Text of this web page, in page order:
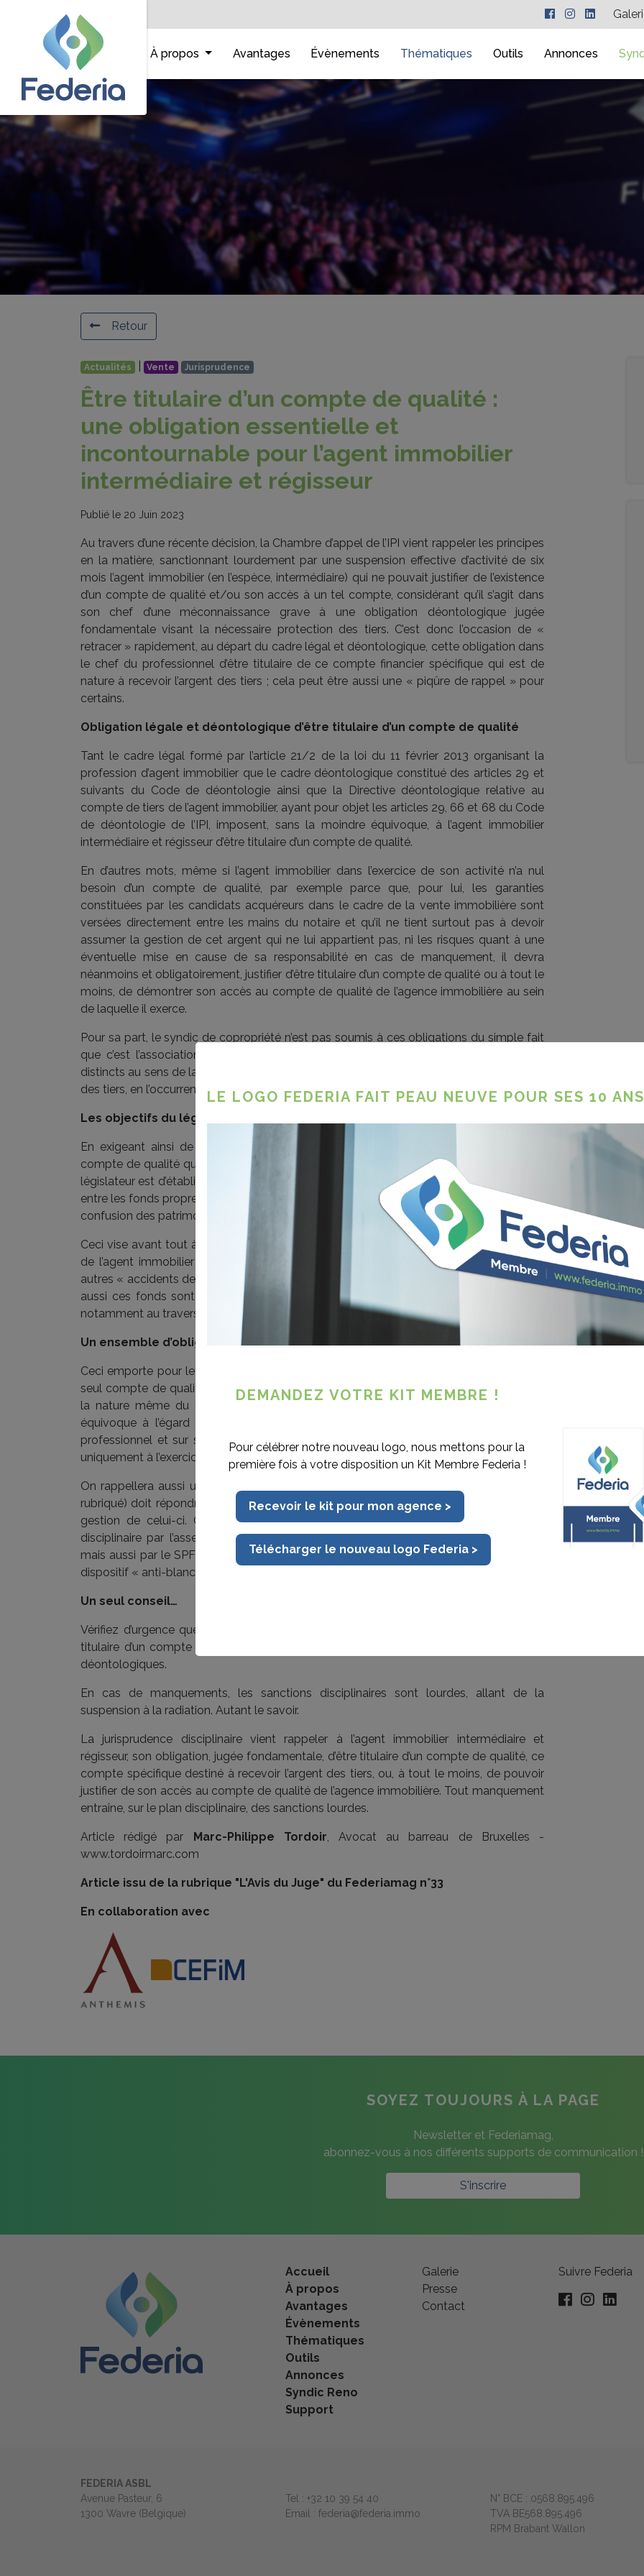
Accueil À propos Avantages Évènements Thématiques Outils Annonces
Retour
Actualités | Vente Jurisprudence
Être titulaire d’un compte de qualité :
une obligation essentielle et
incontournable pour l’agent immobilier
intermédiaire et régisseur
Publié le 20 Juin 2023
Au travers d’une récente décision, la Chambre d’appel de l’IPI vient rappeler les principes
en la matière, sanctionnant lourdement par une suspension effective d’activité de six
mois l’agent immobilier (en l’espèce, intermédiaire) qui ne pouvait justifier de l’existence
d’un compte de qualité et/ou son accès à un tel compte, considérant qu’il s’agit dans
son chef d’une méconnaissance grave à une obligation déontologique jugée
fondamentale visant la nécessaire protection des tiers. C’est donc l’occasion de «
retracer » rapidement, au départ du cadre légal et déontologique, cette obligation dans
le chef du professionnel d’être titulaire de ce compte financier spécifique qui est de
nature à recevoir l’argent des tiers ; cela peut être aussi une « piqûre de rappel » pour
certains.
Obligation légale et déontologique d’être titulaire d’un compte de qualité
Tant le cadre légal formé par l’article 21/2 de la loi du 11 février 2013 organisant la
profession d’agent immobilier que le cadre déontologique constitué des articles 29 et
suivants du Code de déontologie ainsi que la Directive déontologique relative au
compte de tiers de l’agent immobilier, ayant pour objet les articles 29, 66 et 68 du Code
de déontologie de l’IPI, imposent, sans la moindre équivoque, à l’agent immobilier
intermédiaire et régisseur d’être titulaire d’un compte de qualité.
En d’autres mots, même si l’agent immobilier dans l’exercice de son activité n’a nul
besoin d’un compte de qualité, par exemple parce que, pour lui, les garanties
constituées par les candidats acquéreurs dans le cadre de la vente immobilière sont
versées directement entre les mains du notaire et qu’il ne tient surtout pas à devoir
assumer la gestion de cet argent qui ne lui appartient pas, ni les risques quant à une
éventuelle mise en cause de sa responsabilité en cas de manquement, il devra
néanmoins et obligatoirement, justifier d’être titulaire d’un compte de qualité ou à tout le
moins, de démontrer son accès au compte de qualité de l’agence immobilière au sein
de laquelle il exerce.
Pour sa part, le syndic de copropriété n’est pas soumis à ces obligations du simple fait
que c’est l’association des copropriétaires (et non lui) qui est titulaire des comptes
distincts au sens de la loi sur la copropriété forcée, qui sont de nature à recevoir l’argent
des tiers, en l’occurrence des copropriétaires.
Les objectifs du législateur
En exigeant ainsi de l’agent immobilier intermédiaire et régisseur d’être titulaire d’un
compte de qualité qui a pour seule vocation à recevoir l’argent des tiers, la volonté du
législateur est d’établir une nette séparation, comme étant une frontière infranchissable,
entre les fonds propres du professionnel et les fonds des tiers, évitant ainsi la moindre «
confusion des patrimoines ».
Ceci vise avant tout à préserver les tiers quant aux sommes déposées entre les mains
de l’agent immobilier notamment en cas d’insolvabilité du professionnel (faillite…) ou
autres « accidents de vie » (décès, divorce…) ou même en cas de fraude. C’est pourquoi
aussi ces fonds sont garantis via la police collective d’assurances et cautionnement
notamment au travers de la garantie « indélicatesse ».
Un ensemble d’obligations complémentaires… et de contrôles…
Ceci emporte pour le professionnel l’obligation de gérer l’argent des tiers au départ du
seul compte de qualité, visant une utilisation obligatoire, avec identification précise de
la nature même du compte dont question, comprenant aussi une information non
équivoque à l’égard des tiers (mentions devant figurer ainsi sur les documents du
professionnel et sur son site internet) et, bien évidemment, étant un compte réservé
uniquement à l’exercice de l’activité professionnelle.
On rappellera aussi utilement que le compte de qualité (compte de tiers ou compte
rubriqué) doit répondre à un ensemble de conditions liées tant à son ouverture qu’à la
gestion de celui-ci. Obligations qui font l’objet d’intenses contrôles dans le cadre
disciplinaire par l’assesseur juridique au travers de pouvoirs d’investigation renforcés,
mais aussi par le SPF Économie, cette problématique étant intimement liée à celle du
dispositif « anti-blanchiment ».
Un seul conseil…
Vérifiez d’urgence que vous, agent immobilier intermédiaire et/ou régisseur, êtes bien
titulaire d’un compte de qualité et que celui-ci répond bien aux exigences légales et
déontologiques.
En cas de manquements, les sanctions disciplinaires sont lourdes, allant de la
suspension à la radiation. Autant le savoir.
La jurisprudence disciplinaire vient rappeler à l’agent immobilier intermédiaire et
régisseur, son obligation, jugée fondamentale, d’être titulaire d’un compte de qualité, ce
compte spécifique destiné à recevoir l’argent des tiers, ou, à tout le moins, de pouvoir
justifier de son accès au compte de qualité de l’agence immobilière. Tout manquement
entraîne, sur le plan disciplinaire, des sanctions lourdes.
Article rédigé par Marc-Philippe Tordoir , Avocat au barreau de Bruxelles -
www.tordoirmarc.com
Article issu de la rubrique "L'Avis du Juge" du Federiamag n°33
En collaboration avec
SOYEZ TOUJOURS À LA PAGE
Newsletter et Federiamag,
abonnez-vous à nos différents supports de communication !
S'inscrire
Accueil
À propos
Avantages
Évènements
Thématiques
Outils
Annonces
Syndic Reno
Support
Galerie
Presse
Contact
Suivre Federia
FEDERIA ASBL
Avenue Pasteur, 6
1300 Wavre (Belgique)
Tel : +32 10 39 54 40
Email : federia@federia.immo
N° BCE : 0568.895.496
TVA BE568.895.496
RPM Brabant Wallon
LE LOGO FEDERIA FAIT PEAU NEUVE POUR SES 10
DEMANDEZ VOTRE KIT MEMBRE !
Pour célébrer notre nouveau logo, nous mettons pour la
première fois à votre disposition un Kit Membre Federia !
Recevoir le kit pour mon agence >
Télécharger le nouveau logo Federia >